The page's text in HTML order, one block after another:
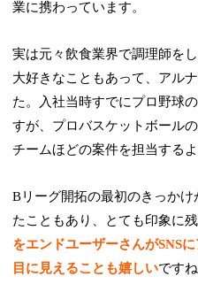
業に携わっています。
実は元々飲食業界で調理師を
大好きなこともあって、アル
た。入社当時すでにプロ野球
すが、プロバスケットボール
チームほどの案件を担当する
Bリーグ開拓の最初のきっかけ
たこともあり、とても印象に
をエンドユーザーさんがSNS
目に見えることも嬉しいですね